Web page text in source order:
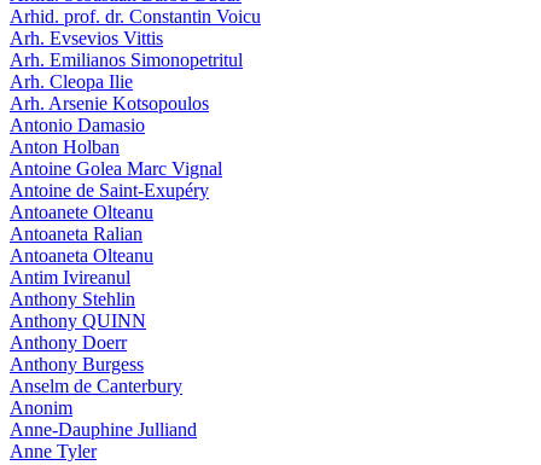
Arhid. prof. dr. Constantin Voicu
Arh. Evsevios Vittis
Arh. Emilianos Simonopetritul
Arh. Cleopa Ilie
Arh. Arsenie Kotsopoulos
Antonio Damasio
Anton Holban
Antoine Golea Marc Vignal
Antoine de Saint-Exupéry
Antoanete Olteanu
Antoaneta Ralian
Antoaneta Olteanu
Antim Ivireanul
Anthony Stehlin
Anthony QUINN
Anthony Doerr
Anthony Burgess
Anselm de Canterbury
Anonim
Anne-Dauphine Julliand
Anne Tyler